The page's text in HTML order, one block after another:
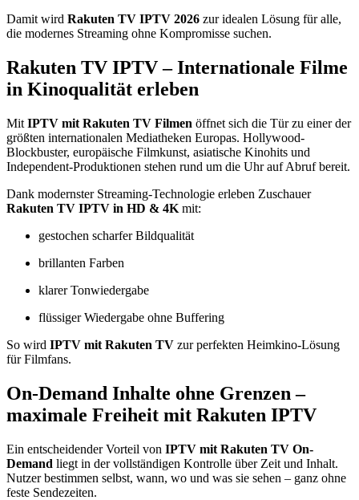
Damit wird Rakuten TV IPTV 2026 zur idealen Lösung für alle,
die modernes Streaming ohne Kompromisse suchen.
Rakuten TV IPTV – Internationale Filme
in Kinoqualität erleben
Mit IPTV mit Rakuten TV Filmen öffnet sich die Tür zu einer der
größten internationalen Mediatheken Europas. Hollywood-
Blockbuster, europäische Filmkunst, asiatische Kinohits und
Independent-Produktionen stehen rund um die Uhr auf Abruf bereit.
Dank modernster Streaming-Technologie erleben Zuschauer
Rakuten TV IPTV in HD & 4K mit:
gestochen scharfer Bildqualität
brillanten Farben
klarer Tonwiedergabe
flüssiger Wiedergabe ohne Buffering
So wird IPTV mit Rakuten TV zur perfekten Heimkino-Lösung
für Filmfans.
On-Demand Inhalte ohne Grenzen –
maximale Freiheit mit Rakuten IPTV
Ein entscheidender Vorteil von IPTV mit Rakuten TV On-
Demand liegt in der vollständigen Kontrolle über Zeit und Inhalt.
Nutzer bestimmen selbst, wann, wo und was sie sehen – ganz ohne
feste Sendezeiten.